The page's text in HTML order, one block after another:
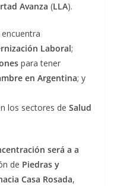
Avanza (LLA).
Laboral;
para tener
en Argentina; y
los sectores de Salud
será a a
de Piedras y
Casa Rosada,